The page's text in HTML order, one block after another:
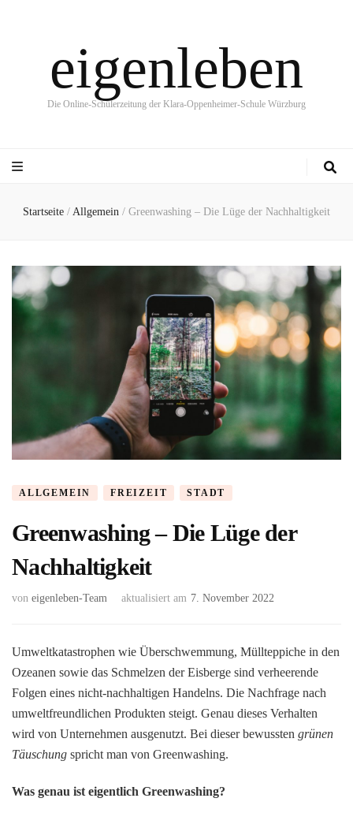
eigenleben
Die Online-Schülerzeitung der Klara-Oppenheimer-Schule Würzburg
Startseite / Allgemein / Greenwashing – Die Lüge der Nachhaltigkeit
ALLGEMEIN FREIZEIT STADT
Greenwashing – Die Lüge der
Nachhaltigkeit
von eigenleben-Team aktualisiert am 7. November 2022
Umweltkatastrophen wie Überschwemmung, Müllteppiche in den
Ozeanen sowie das Schmelzen der Eisberge sind verheerende
Folgen eines nicht-nachhaltigen Handelns. Die Nachfrage nach
umweltfreundlichen Produkten steigt. Genau dieses Verhalten
wird von Unternehmen ausgenutzt. Bei dieser bewussten grünen
Täuschung spricht man von Greenwashing.
Was genau ist eigentlich Greenwashing?